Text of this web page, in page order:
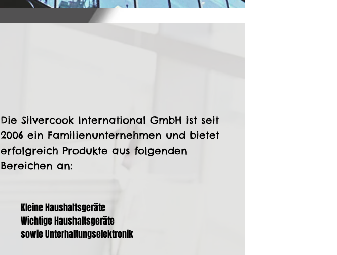
Die Silvercook International GmbH ist seit
2006 ein Familienunternehmen und bietet
erfolgreich Produkte aus folgenden
Bereichen an:
Kleine Haushaltsgeräte
Wichtige Haushaltsgeräte
sowie Unterhaltungselektronik